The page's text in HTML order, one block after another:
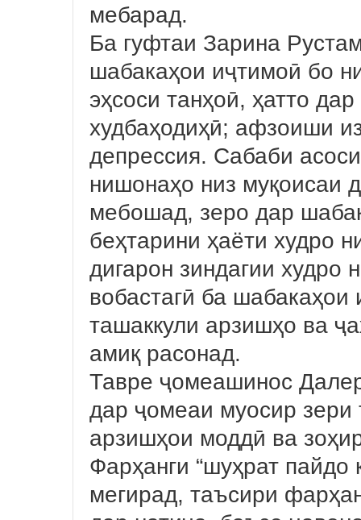
мебарад.
Ба гуфтаи Зарина
шабакаҳои иҷтимоӣ бо
эҳсоси танҳоӣ, ҳатто
худбаҳодиҳӣ; афзоиши
депрессия. Сабаби
нишонаҳо низ муқоисаи
мебошад, зеро дар
беҳтарини ҳаёти худро
дигарон зиндагии
вобастагӣ ба
ташаккули арзишҳо ва
амиқ расонад.
Тавре ҷомеашинос
дар ҷомеаи муосир
арзишҳои моддӣ ва
Фарҳанги “шуҳрат
мегирад, таъсири